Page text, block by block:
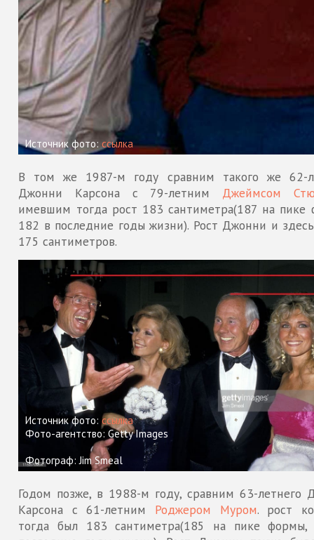
Источник фото:ссылка
В том же 1987-м году сравним такого же 62-
Джонни Карсона с 79-летним Джеймсом
имевшим тогда рост 183 сантиметра(187 на пике
182 в последние годы жизни). Рост Джонни и
175 сантиметров.
Источник фото:ссылка
Фото-агентство: Getty Images
Фотограф: Jim Smeal
Годом позже, в 1988-м году, сравним 63-летнего
Карсона с 61-летним Роджером Муром. рост
тогда был 183 сантиметра(185 на пике